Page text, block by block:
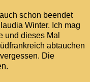
schon beendet
Winter. Ich mag
und dieses Mal
abtauchen
Die